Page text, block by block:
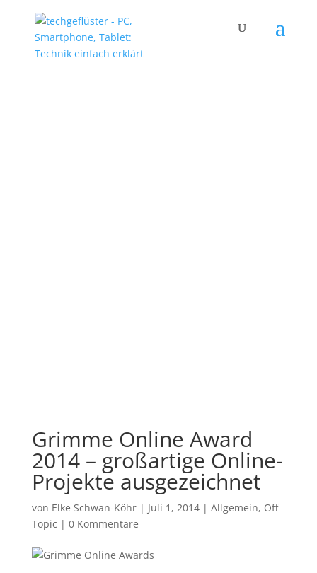
Grimme Online Award
2014 – großartige Online-
Projekte ausgezeichnet
von Elke Schwan-Köhr| Juli 1, 2014| Allgemein, Off
Topic | 0 Kommentare